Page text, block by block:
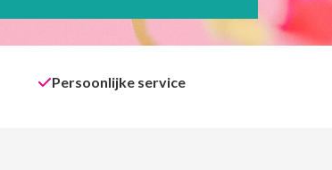
Persoonlijke service